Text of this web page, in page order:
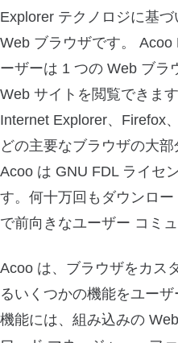
Explorer テクノロジに基
Web ブラウザです。
ーザーは 1 つの Web ブラ
Web サイトを閲覧できま
Internet Explorer、Firefox
どの主要なブラウザの大部
Acoo は GNU FDL ライセ
す。何十万回もダウンロ
で前向きなユーザー コミ
Acoo は、ブラウザをカス
るいくつかの機能をユー
機能には、組み込みの